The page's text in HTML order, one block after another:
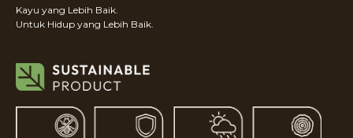
Kayu yang Lebih Baik.
Untuk Hidup yang Lebih Baik.